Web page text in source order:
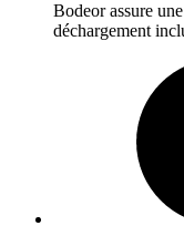
Bodeor assure
déchargement